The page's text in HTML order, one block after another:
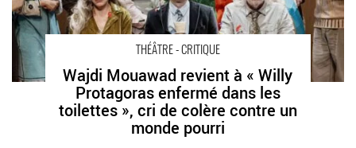
THÉÂTRE - CRITIQUE
Wajdi Mouawad revient à « Willy
Protagoras enfermé dans les
toilettes », cri de colère contre un
monde pourri